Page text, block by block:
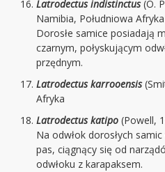
Latrodectus indistinctus(O.
Namibia, Południowa Afryka
Dorosłe samice posiadają
czarnym, połyskującym
przędnym.
Latrodectus karrooensis
Afryka
Latrodectus katipo (Powell,
Na odwłok dorosłych
pas, ciągnący się od
odwłoku z karapaksem.